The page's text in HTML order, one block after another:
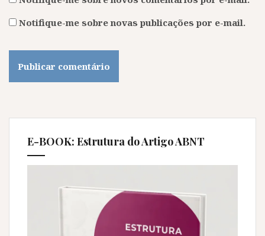
Notifique-me sobre novas publicações por e-mail.
E-BOOK: Estrutura do Artigo ABNT